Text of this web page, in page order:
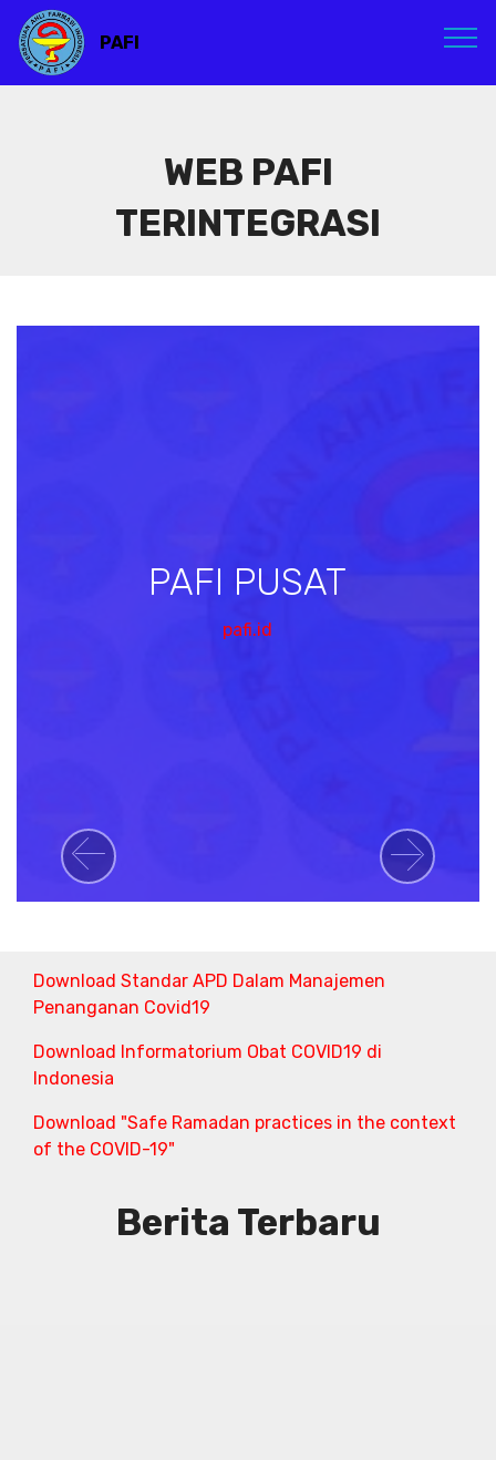
PAFI
WEB PAFI
TERINTEGRASI
PAFI PUSAT
pafi.id
Previous Next
Download Standar APD Dalam Manajemen
Penanganan Covid19
Download Informatorium Obat COVID19 di
Indonesia
Download "Safe Ramadan practices in the context
of the COVID-19"
Berita Terbaru